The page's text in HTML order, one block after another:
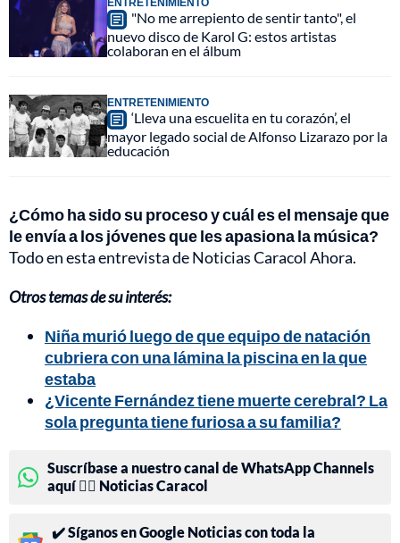
"No me arrepiento de sentir tanto", el
nuevo disco de Karol G: estos artistas
colaboran en el álbum
ENTRETENIMIENTO
‘Lleva una escuelita en tu corazón’, el
mayor legado social de Alfonso Lizarazo por la
educación
¿Cómo ha sido su proceso y cuál es el mensaje que
le envía a los jóvenes que les apasiona la música?
Todo en esta entrevista de Noticias Caracol Ahora.
Otros temas de su interés:
Niña murió luego de que equipo de natación
cubriera con una lámina la piscina en la que
estaba
¿Vicente Fernández tiene muerte cerebral? La
sola pregunta tiene furiosa a su familia?
Suscríbase a nuestro canal de WhatsApp Channels
aquí 👉🏻 Noticias Caracol
✔️ Síganos en Google Noticias con toda la